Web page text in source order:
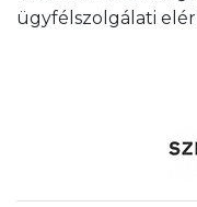
ügyfélszolgálati